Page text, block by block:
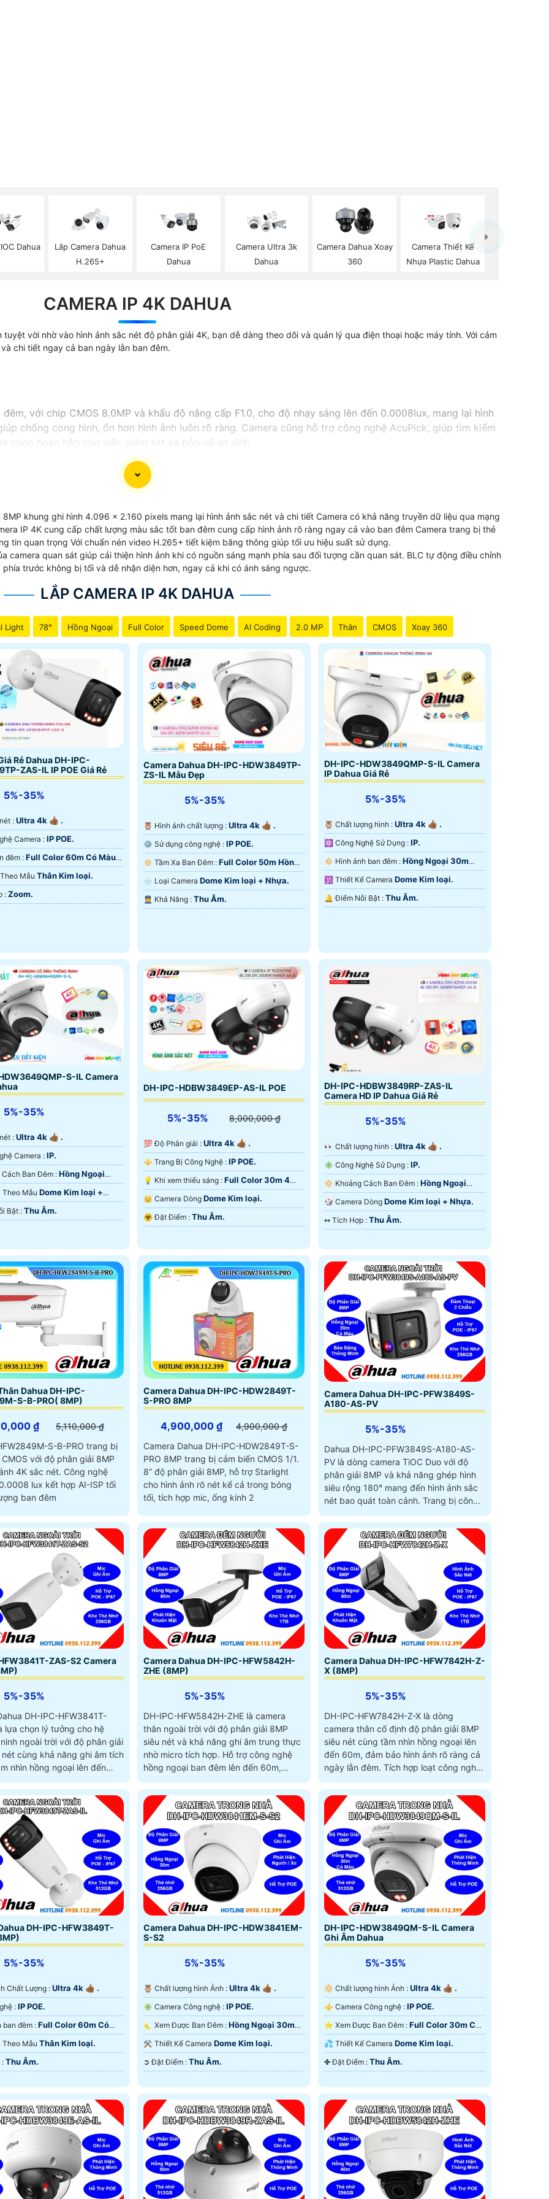
Dahua
Lắp Camera Dahua
H.265+
Camera IP PoE
Dahua
Camera Ultra 3k
Dahua
Camera Dahua Xoay
360
Camera Thiết Kế
Nhựa Plastic Dahua
CAMERA IP 4K DAHUA
vời nhờ vào hình ảnh sắc nét độ phân giải 4K, bạn dễ dàng theo dõi và quản lý qua điện thoại hoặc máy tính. Với cảm
chi tiết ngay cả ban ngày lẫn ban đêm.
với chip CMOS 8.0MP và khẩu độ nâng cấp F1.0, cho độ nhạy sáng lên đến 0.0008lux, mang lại hình
chống cong hình, ổn hơn hình ảnh luôn rõ ràng. Camera cũng hỗ trợ công nghệ AcuPick, giúp tìm kiếm
chọn hoàn hảo cho việc giám sát và bảo vệ an ninh.
khung ghi hình 4.096 x 2.160 pixels mang lại hình ảnh sắc nét và chi tiết Camera có khả năng truyền dữ liệu qua mạng
IP 4K cung cấp chất lượng màu sắc tốt ban đêm cung cấp hình ảnh rõ ràng ngay cả vào ban đêm Camera trang bị thẻ
tin quan trọng Với chuẩn nén video H.265+ tiết kiệm băng thông giúp tối ưu hiệu suất sử dụng.
camera quan sát giúp cải thiện hình ảnh khi có nguồn sáng mạnh phía sau đối tượng cần quan sát. BLC tự động điều chỉnh
trước không bị tối và dễ nhận diện hơn, ngay cả khi có ánh sáng ngược.
LẮP CAMERA IP 4K DAHUA
Light 78° Hồng Ngoại Full Color Speed Dome AI Coding 2.0 MP Thân CMOS Xoay 360
Rẻ Dahua DH-IPC-
ZAS-IL IP POE Giá Rẻ
5%-35%
nét : Ultra 4k 👍🏾 .
⚙ Công Nghệ Camera : IP POE.
⭐ Xem ban đêm : Full Color 60m Có Màu
Theo Mẫu Thân Kim loại.
️♚ Tích Hợp : Zoom.
Camera Dahua DH-IPC-HDW3849TP-
ZS-IL Mẫu Đẹp
5%-35%
🦉 Hình ảnh chất lượng : Ultra 4k 👍🏾 .
⚙ Sử dụng công nghệ : IP POE.
🔅 Tầm Xa Ban Đêm : Full Color 50m Hồng
Ngoại SMD.
🌧️ Loại Camera Dome Kim loại + Nhựa.
️👮 Khả Năng : Thu Âm.
DH-IPC-HDW3849QMP-S-IL Camera
IP Dahua Giá Rẻ
5%-35%
🦉 Chất lượng hình : Ultra 4k 👍🏾 .
⚛️ Công Nghệ Sử Dụng : IP.
🔅 Hình ảnh ban đêm : Hồng Ngoại 30m
ONVIF.
🕉️ Thiết Kế Camera Dome Kim loại.
️🔔 Điểm Nỗi Bật : Thu Âm.
S-IL Camera
5%-35%
nét : Ultra 4k 👍🏾 .
🏆 Công Nghệ Camera : IP.
🔦 Khoảng Cách Ban Đêm : Hồng Ngoại
Theo Mẫu Dome Kim loại +
️✔️ Điểm Nỗi Bật : Thu Âm.
DH-IPC-HDBW3849EP-AS-IL POE
5%-35% 8,000,000 ₫
💯 Độ Phân giải : Ultra 4k 👍🏾 .
⚜️ Trang Bị Công Nghệ : IP POE.
💡 Khi xem thiếu sáng : Full Color 30m 4
Chế Độ Xem Ban Đêm.
👑 Camera Dòng Dome Kim loại.
️☣️ Đặt Điểm : Thu Âm.
DH-IPC-HDBW3849RP-ZAS-IL
Camera HD IP Dahua Giá Rẻ
5%-35%
️👀 Chất lượng hình : Ultra 4k 👍🏾 .
✳️ Công Nghệ Sử Dụng : IP.
🔅 Khoảng Cách Ban Đêm : Hồng Ngoại
50m Hồng Ngoại Smart IR.
🎲 Camera Dòng Dome Kim loại + Nhựa.
️↭ Tích Hợp : Thu Âm.
Dahua DH-IPC-
S-B-PRO( 8MP)
₫
5,110,000 ₫
S-B-PRO trang bị
với độ phân giải 8MP
sắc nét. Công nghệ
lux kết hợp AI-ISP tối
ban đêm
Camera Dahua DH-IPC-HDW2849T-
S-PRO 8MP
4,900,000 ₫
4,900,000 ₫
Camera Dahua DH-IPC-HDW2849T-S-
PRO 8MP trang bị cảm biến CMOS 1/1.
8” độ phân giải 8MP, hỗ trợ Starlight
cho hình ảnh rõ nét kể cả trong bóng
tối, tích hợp mic, ống kính 2
Camera Dahua DH-IPC-PFW3849S-
A180-AS-PV
5%-35%
Dahua DH-IPC-PFW3849S-A180-AS-
PV là dòng camera TiOC Duo với độ
phân giải 8MP và khả năng ghép hình
siêu rộng 180° mang đến hình ảnh sắc
nét bao quát toàn cảnh. Trang bị công
ngoại 25m, đàm thoại hai chiều, khe thẻ
nhớ lên đến 256GB giúp giám sát hiệu
quả
ZAS-S2 Camera
5%-35%
DH-IPC-HFW3841T-
lựa chọn lý tưởng cho hệ
ngoài trời với độ phân giải
nét cùng khả năng ghi âm tích
nhìn hồng ngoại lên đến
nhận diện chính xác
giảm thiểu cảnh báo giả và
cậy
Camera Dahua DH-IPC-HFW5842H-
ZHE (8MP)
5%-35%
DH-IPC-HFW5842H-ZHE là camera
thân ngoài trời với độ phân giải 8MP
siêu nét và khả năng ghi âm trung thực
nhờ micro tích hợp. Hỗ trợ công nghệ
hồng ngoại ban đêm lên đến 60m,
cùng khe cắm thẻ nhớ lên đến 1TB
Camera Dahua DH-IPC-HFW7842H-Z-
X (8MP)
5%-35%
DH-IPC-HFW7842H-Z-X là dòng
camera thân cố định độ phân giải 8MP
siêu nét cùng tầm nhìn hồng ngoại lên
đến 60m, đảm bảo hình ảnh rõ ràng cả
ngày lẫn đêm. Tích hợp loạt công nghệ
khuôn mặt, quản lý chỗ đỗ xe và hỗ trợ
thẻ nhớ 1TB, camera không chỉ giám sát
mà còn tối ưu hiệu quả quản lý với
chuẩn chống nước IP67 và hỗ trợ POE
giá rẻ lắp ngoài trời
DH-IPC-HFW3849T-
5%-35%
Chất Lượng :Ultra 4k 👍🏾 .
👍 Công Nghệ : IP POE.
❃ Hình ảnh ban đêm : Full Color 60m Có
Theo Mẫu Thân Kim loại.
️✤ Ưu Điểm : Thu Âm.
Camera Dahua DH-IPC-HDW3841EM-
S-S2
5%-35%
🦉 Chất lượng hình Ảnh : Ultra 4k 👍🏾 .
✳️ Camera Công nghệ : IP POE.
🌜 Xem Được Ban Đêm : Hồng Ngoại 30m
Hồng Ngoại Smart IR.
⚒ Thiết Kế Camera Dome Kim loại.
️➲ Đặt Điểm : Thu Âm.
DH-IPC-HDW3849QM-S-IL Camera
Ghi Âm Dahua
5%-35%
🔆 Chất lượng hình Ảnh : Ultra 4k 👍🏾 .
⚜️ Camera Công nghệ : IP POE.
⭐ Xem Được Ban Đêm : Full Color 30m Có
Màu Ban Ðêm.
💦 Thiết Kế Camera Dome Kim loại.
️✤ Đặt Điểm : Thu Âm.